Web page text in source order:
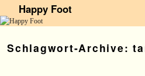
Happy Foot
Schlagwort-Archive: